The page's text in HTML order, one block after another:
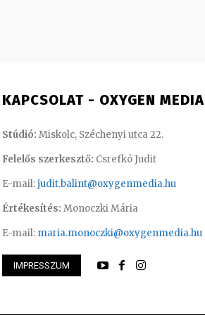
– irodavezető
KAPCSOLAT - OXYGEN MEDIA
Stúdió: Miskolc, Széchenyi utca 22.
Felelős szerkesztő: Csrefkó Judit
E-mail:judit.balint@oxygenmedia.hu
Értékesítés: Monoczki Mária
E-mail: maria.monoczki@oxygenmedia.hu
IMPRESSZUM